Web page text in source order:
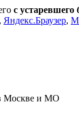
с устаревшего
, Яндекс.Браузер,
в Москве и МО